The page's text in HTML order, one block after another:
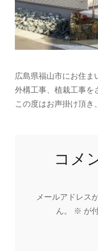
広島県福山市にお住ま
外構工事、植栽工事を
この度はお声掛け頂き
コメ
メールアドレス
ん。
※ が